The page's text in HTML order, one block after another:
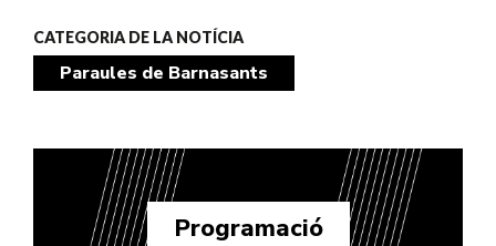
CATEGORIA DE LA NOTÍCIA
Paraules de Barnasants
Programació